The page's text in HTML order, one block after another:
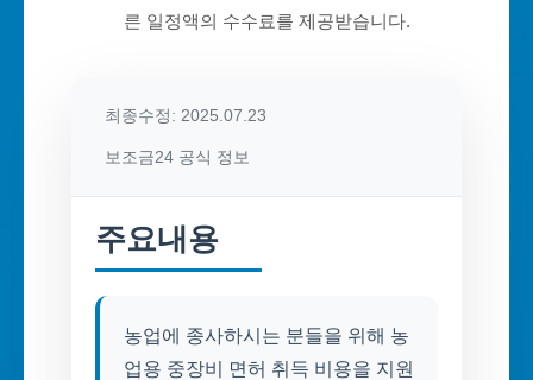
른 일정액의 수수료를 제공받습니다.
최종수정: 2025.07.23
보조금24 공식 정보
주요내용
농업에 종사하시는 분들을 위해 농
업용 중장비 면허 취득 비용을 지원